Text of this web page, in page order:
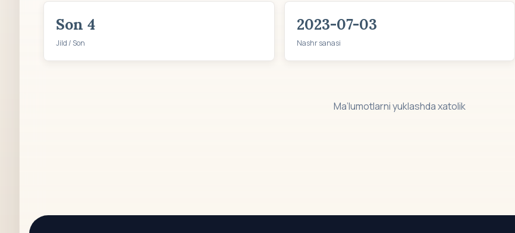
Son 4
Jild / Son
2023-07-03
Nashr sanasi
Ma’lumotlarni yuklashda xatolik